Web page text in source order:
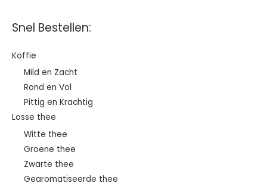
Snel Bestellen:
Koffie
Mild en Zacht
Rond en Vol
Pittig en Krachtig
Losse thee
Witte thee
Groene thee
Zwarte thee
Gearomatiseerde thee